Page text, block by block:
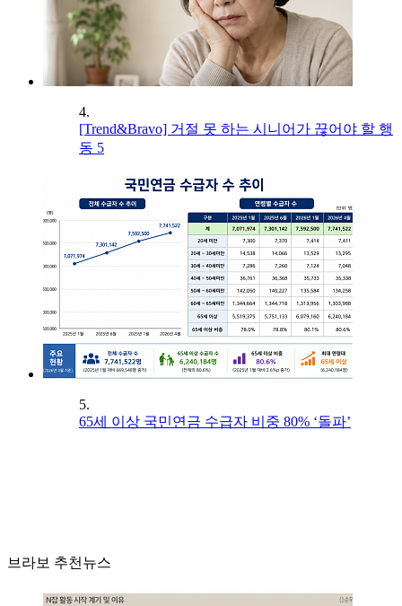
4.
[Trend&Bravo] 거절 못 하는 시니어가 끊어야 할 행
동 5
5.
65세 이상 국민연금 수급자 비중 80% ‘돌파’
브라보 추천뉴스